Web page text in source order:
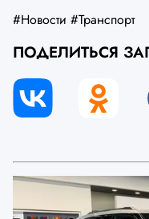
#Новости #Транспорт
ПОДЕЛИТЬСЯ